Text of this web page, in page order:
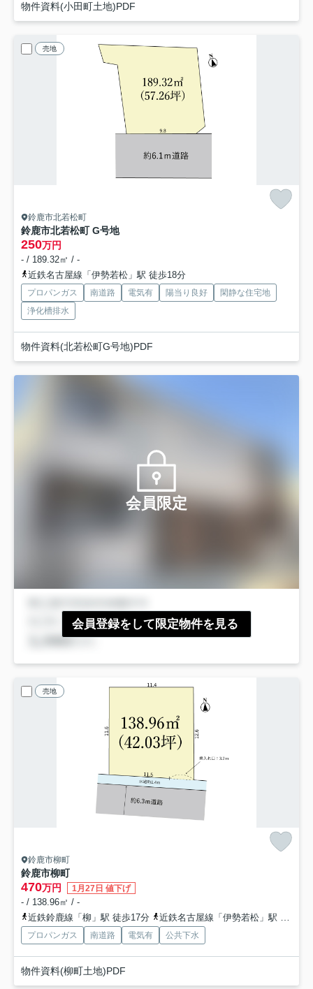
物件資料(小田町土地)PDF
売地
鈴鹿市北若松町
鈴鹿市北若松町 G号地
250万円
- / 189.32㎡ / -
近鉄名古屋線「伊勢若松」駅 徒歩18分
プロパンガス 南道路 電気有 陽当り良好
閑静な住宅地
浄化槽排水
物件資料(北若松町G号地)PDF
会員限定
会員登録をして限定物件を見る
売地
鈴鹿市柳町
鈴鹿市柳町
470万円 1月27日 値下げ
- / 138.96㎡ / -
近鉄鈴鹿線「柳」駅 徒歩17分
近鉄名古屋線「伊勢若松」駅 徒歩28分
プロパンガス 南道路 電気有 公共下水
物件資料(柳町土地)PDF